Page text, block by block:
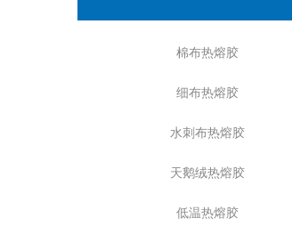
棉布热熔胶
细布热熔胶
水刺布热熔胶
天鹅绒热熔胶
低温热熔胶